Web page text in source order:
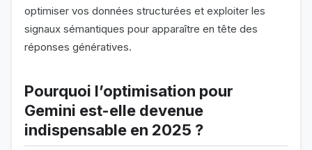
optimiser vos données structurées et exploiter les
signaux sémantiques pour apparaître en tête des
réponses génératives.
Pourquoi l’optimisation pour
Gemini est-elle devenue
indispensable en 2025 ?